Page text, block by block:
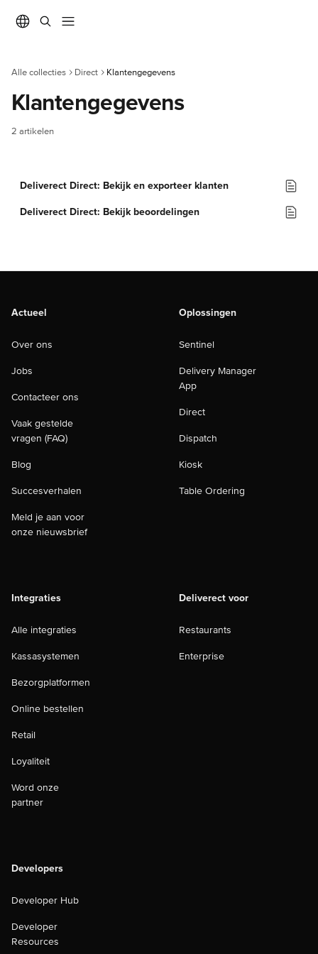
Alle collecties Direct Klantengegevens
Klantengegevens
2 artikelen
Deliverect Direct: Bekijk en exporteer klanten
Deliverect Direct: Bekijk beoordelingen
Actueel
Over ons
Jobs
Contacteer ons
Vaak gestelde
vragen (FAQ)
Blog
Succesverhalen
Meld je aan voor
onze nieuwsbrief
Oplossingen
Sentinel
Delivery Manager
App
Direct
Dispatch
Kiosk
Table Ordering
Integraties
Alle integraties
Kassasystemen
Bezorgplatformen
Online bestellen
Retail
Loyaliteit
Word onze
partner
Deliverect voor
Restaurants
Enterprise
Developers
Developer Hub
Developer
Resources